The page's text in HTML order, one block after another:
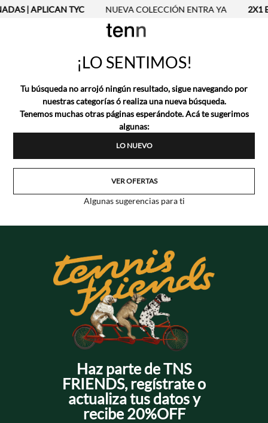
| APLICAN TYC NUEVA COLECCIÓN ENTRA YA 2X1
¡LO SENTIMOS!
Tu búsqueda no arrojó ningún resultado, sigue navegando por
nuestras categorías ó realiza una nueva búsqueda.
Tenemos muchas otras páginas esperándote. Acá te sugerimos
algunas:
VER OFERTAS
LO NUEVO
Algunas sugerencias para ti
Haz parte de TNS
FRIENDS, regístrate o
actualiza tus datos y
recibe 20%OFF